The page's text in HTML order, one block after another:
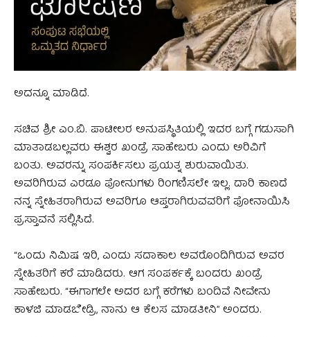
ಅದನ್ನೂ ಮಾಡಿದೆ.
ಸಚಿವ ಶ್ರೀ ಎಂ.ಬಿ. ಪಾಟೀಲರ ಅನುಪಸ್ಥಿತಿಯಲ್ಲಿ ಇದರ ಬಗ್ಗೆ ಗಡುಸಾಗಿ
ಮಾತಾಡಬಲ್ಲವರು ಈಶ್ವರ ಖಂಡ್ರೆ ಸಾಹೇಬರು ಎಂದು ಅರಿವಿಗೆ
ಬಂತು. ಅವರನ್ನು ಸಂಪರ್ಕಿಸಲು ಪ್ರಯತ್ನ ಶುರುವಾಯಿತು.
ಅವರಿಗಿರುವ ಎರಡೂ ಫೋನುಗಳು ರಿಂಗಣಿಸಲೇ ಇಲ್ಲ. ದಾರಿ ಕಾಣದೆ
ನನ್ನ ಸ್ನೇಹಿತರಾಗಿರುವ ಅವರಿಗೂ ಆಪ್ತರಾಗಿರುವವರಿಗೆ ಫೋನಾಯಿಸಿ
ಪ್ರಸ್ತಾವನೆ ಸಲ್ಲಿಸಿದೆ.
“ಒಂದು ನಿಮಿಷ ಇರಿ, ಎಂದು ಸದಾಕಾಲ ಅವರೊಂದಿಗಿರುವ ಅವರ
ಸ್ನೇಹಿತರಿಗೆ ಕರೆ ಮಾಡಿದರು. ಆಗ ಸಂಪರ್ಕಕ್ಕೆ ಬಂದರು ಖಂಡ್ರೆ
ಸಾಹೇಬರು. “ಈಗಾಗಲೇ ಅದರ ಬಗ್ಗೆ ಕರೆಗಳು ಬಂದಿವೆ ನೀವೇನು
ಕಾಳಜಿ ಮಾಡಬೇಡ್ರಿ, ನಾನು ಆ ಕೆಲಸ ಮಾಡತೀನಿ” ಅಂದರು.